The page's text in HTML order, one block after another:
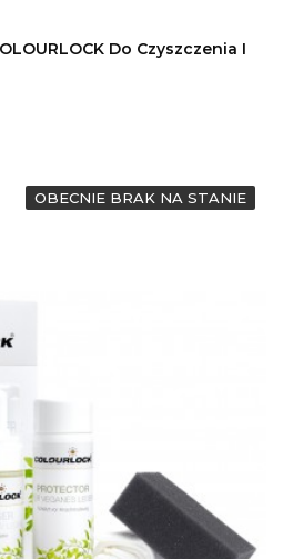
Do Czyszczenia I
OBECNIE BRAK NA STANIE